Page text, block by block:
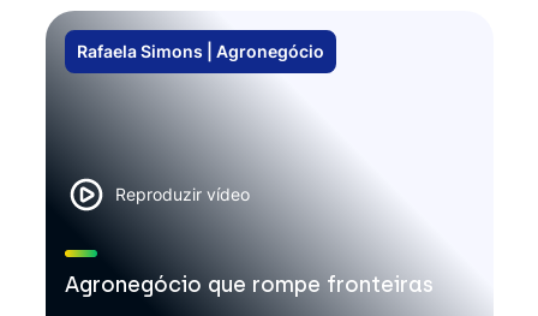
Rafaela Simons | Agronegócio
Reproduzir vídeo
Agronegócio que rompe fronteiras